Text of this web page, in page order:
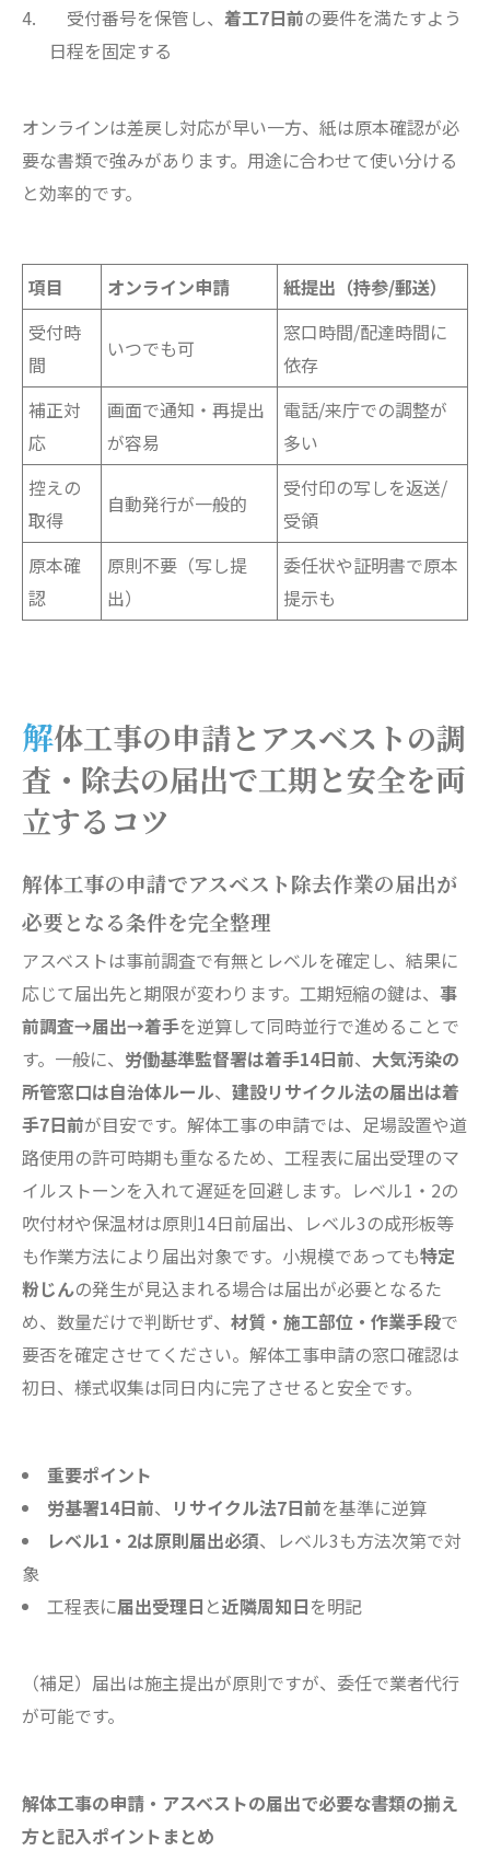
受付番号を保管し、 着工7日前の要件を満たすよう
日程を固定する
オンラインは差戻し対応が早い一方、紙は原本確認が必
要な書類で強みがあります。用途に合わせて使い分ける
と効率的です。
項目 オンライン申請
紙提出（持参/郵送）
受付時
間
いつでも可
窓口時間/配達時間に
依存
補正対
応
画面で通知・再提出
が容易
電話/来庁での調整が
多い
控えの
取得
自動発行が一般的
受付印の写しを返送/
受領
原本確
認
原則不要（写し提
出）
委任状や証明書で原本
提示も
解体工事の申請とアスベストの調
査・除去の届出で工期と安全を両
立するコツ
解体工事の申請でアスベスト除去作業の届出が
必要となる条件を完全整理
アスベストは事前調査で有無とレベルを確定し、結果に
応じて届出先と期限が変わります。工期短縮の鍵は、 事
前調査→届出→着手を逆算して同時並行で進めることで
す。一般に、 労働基準監督署は着手14日前、 大気汚染の
所管窓口は自治体ルール、 建設リサイクル法の届出は着
手7日前が目安です。解体工事の申請では、足場設置や道
路使用の許可時期も重なるため、工程表に届出受理のマ
イルストーンを入れて遅延を回避します。レベル1・2の
吹付材や保温材は原則14日前届出、レベル3の成形板等
も作業方法により届出対象です。小規模であっても特定
粉じんの発生が見込まれる場合は届出が必要となるた
め、数量だけで判断せず、 材質・施工部位・作業手段で
要否を確定させてください。解体工事申請の窓口確認は
初日、様式収集は同日内に完了させると安全です。
重要ポイント
労基署14日前、 リサイクル法7日前を基準に逆算
レベル1・2は原則届出必須、レベル3も方法次第で対
象
工程表に届出受理日 と近隣周知日を明記
（補足）届出は施主提出が原則ですが、委任で業者代行
が可能です。
解体工事の申請・アスベストの届出で必要な書類の揃え
方と記入ポイントまとめ